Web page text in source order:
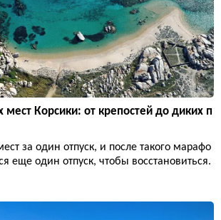
Корсики: от крепостей до диких п
за один отпуск, и после такого марафо
еще один отпуск, чтобы восстановиться.